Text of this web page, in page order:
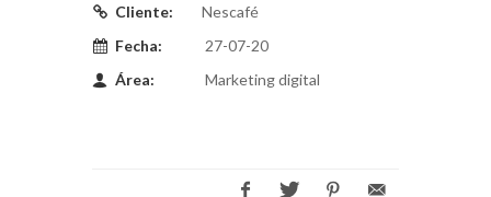
Cliente:
Nescafé
Fecha:
27-07-20
Área:
Marketing digital